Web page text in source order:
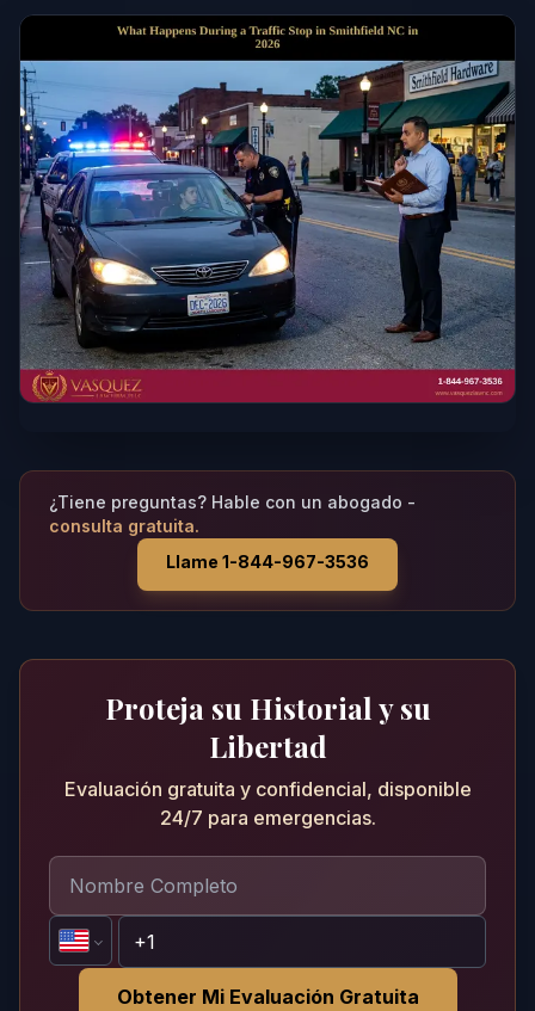
¿Tiene preguntas? Hable con un abogado -
consulta gratuita.
Llame 1-844-967-3536
Proteja su Historial y su
Libertad
Evaluación gratuita y confidencial, disponible
24/7 para emergencias.
Obtener Mi Evaluación Gratuita